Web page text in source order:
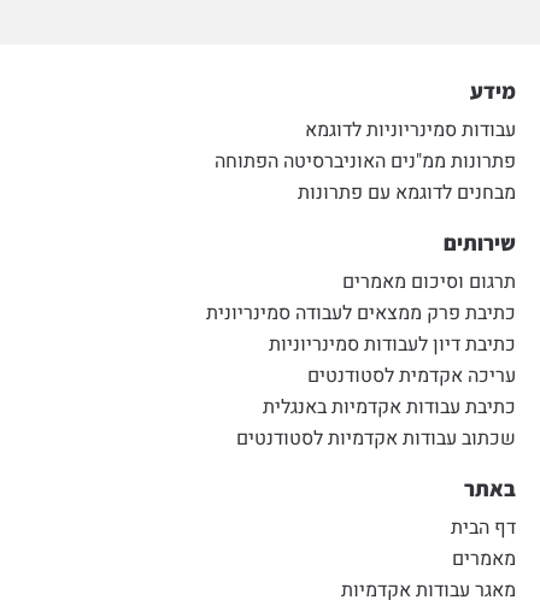
מידע
עבודות סמינריוניות לדוגמא
פתרונות ממ"נים האוניברסיטה הפתוחה
מבחנים לדוגמא עם פתרונות
שירותים
תרגום וסיכום מאמרים
כתיבת פרק ממצאים לעבודה סמינריונית
כתיבת דיון לעבודות סמינריוניות
עריכה אקדמית לסטודנטים
כתיבת עבודות אקדמיות באנגלית
שכתוב עבודות אקדמיות לסטודנטים
באתר
דף הבית
מאמרים
מאגר עבודות אקדמיות